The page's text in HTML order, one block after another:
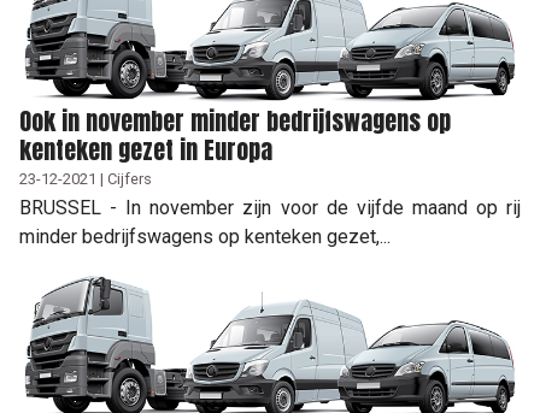
Ook in november minder bedrijfswagens op
kenteken gezet in Europa
23-12-2021 | Cijfers
BRUSSEL - In november zijn voor de vijfde maand op rij
minder bedrijfswagens op kenteken gezet,...